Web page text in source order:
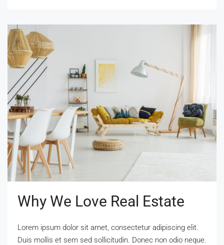
Why We Love Real Estate
Lorem ipsum dolor sit amet, consectetur adipiscing elit.
Duis mollis et sem sed sollicitudin. Donec non odio neque.